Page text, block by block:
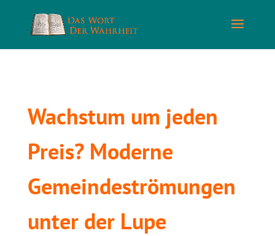
Wachstum um jeden
Preis? Moderne
Gemeindeströmungen
unter der Lupe